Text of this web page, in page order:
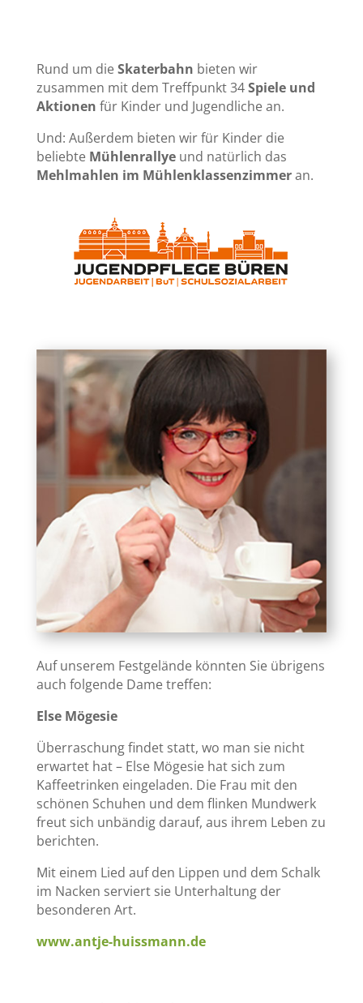
Rund um dieSkaterbahn bieten wir
zusammen mit dem Treffpunkt 34Spiele und
Aktionen für Kinder und Jugendliche an.
Und: Außerdem bieten wir für Kinder die
beliebte Mühlenrallyeund natürlich das
Mehlmahlen im Mühlenklassenzimmeran.
Auf unserem Festgelände könnten Sie übrigens
auch folgende Dame treffen:
Else Mögesie
Überraschung findet statt, wo man sie nicht
erwartet hat – Else Mögesie hat sich zum
Kaffeetrinken eingeladen. Die Frau mit den
schönen Schuhen und dem flinken Mundwerk
freut sich unbändig darauf, aus ihrem Leben zu
berichten.
Mit einem Lied auf den Lippen und dem Schalk
im Nacken serviert sie Unterhaltung der
besonderen Art.
www.antje-huissmann.de